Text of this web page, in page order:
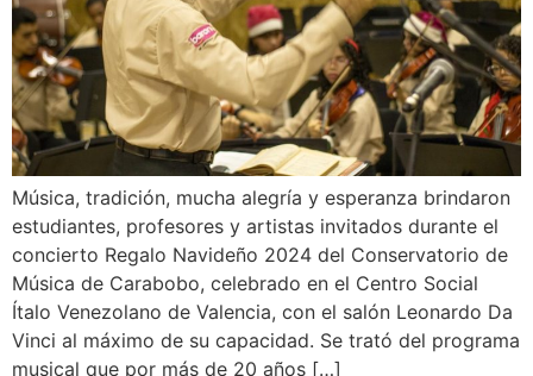
Música, tradición, mucha alegría y esperanza brindaron
estudiantes, profesores y artistas invitados durante el
concierto Regalo Navideño 2024 del Conservatorio de
Música de Carabobo, celebrado en el Centro Social
Ítalo Venezolano de Valencia, con el salón Leonardo Da
Vinci al máximo de su capacidad. Se trató del programa
musical que por más de 20 años […]